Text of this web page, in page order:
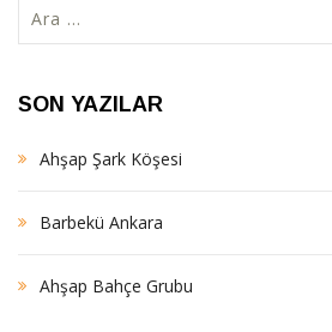
SON YAZILAR
Ahşap Şark Köşesi
Barbekü Ankara
Ahşap Bahçe Grubu